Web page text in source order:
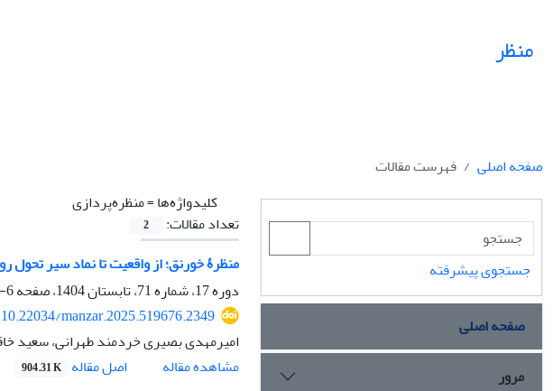
منظر
صفحه اصلی
فهرست مقالات
کلیدواژه‌ها =منظره‌پردازی
تعداد مقالات:
2
منظرۀ خورنق؛ از واقعیت تا نماد سیر تحول
دوره 17، شماره 71، تابستان 1404، صفحه
6-19
manzar.2025.519676.2349
امیرمهدی بصیری خردمند طهرانی، سعید
مشاهده مقاله
اصل مقاله 904.31 K
جستجوی پیشرفته
صفحه اصلی
مرور